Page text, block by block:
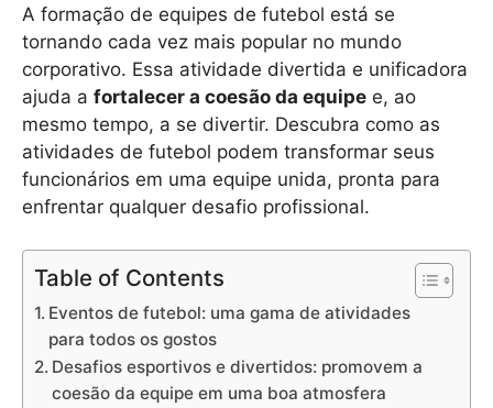
A formação de equipes de futebol está se
tornando cada vez mais popular no mundo
corporativo. Essa atividade divertida e unificadora
ajuda a fortalecer a coesão da equipe e, ao
mesmo tempo, a se divertir. Descubra como as
atividades de futebol podem transformar seus
funcionários em uma equipe unida, pronta para
enfrentar qualquer desafio profissional.
Table of Contents
Eventos de futebol: uma gama de atividades
para todos os gostos
Desafios esportivos e divertidos: promovem a
coesão da equipe em uma boa atmosfera